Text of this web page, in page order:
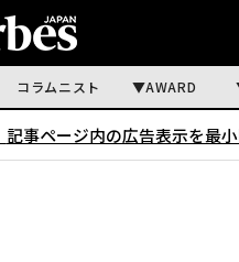
コラムニスト AWARD
記事ページ内の広告表示を最